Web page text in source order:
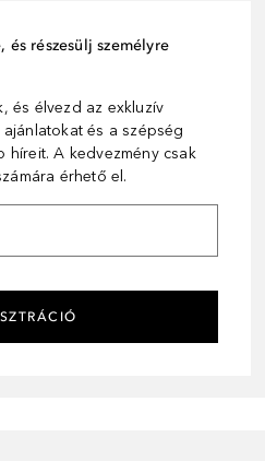
részesülj személyre
és élvezd az exkluzív
és a szépség
híreit. A kedvezmény csak
érhető el.